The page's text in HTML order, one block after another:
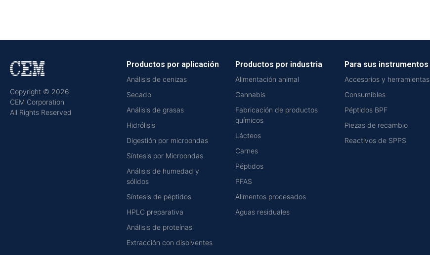
Copyright © 2026
CEM Corporation
All Rights Reserved
Productos por aplicación
Análisis de cenizas
Secado
Análisis de grasas
Hidrólisis
Digestión por microondas
Síntesis por Microondas
Análisis de humedad y
sólidos
Síntesis de péptidos
HPLC preparativa
Análisis de proteínas
Extracción con disolventes
Productos por industria
Alimentación animal
Cannabis
Fabricación de productos
químicos
Lácteos
Carnes
Péptidos
PFAS
Alimentos procesados
Aguas residuales
Para sus instrumentos
Accesorios y herramientas
Consumibles
Péptidos BPF
Piezas de recambio
Reactivos de SPPS